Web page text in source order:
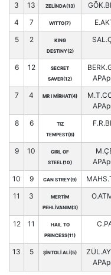
3 13 ZELİNDA(13)
4 7 WITTO(7)
5 2
KING
DESTINY(2)
6 12
SECRET
SAVER(12)
7 4 MR I MİRHAT(4)
8 6
TIZ
TEMPEST(6)
9 10
GIRL OF
STEEL(10)
10 9 CAN STREY(9)
11 3
MERTİM
PEHLİVANIM(3)
12 11
HAIL TO
PRINCESS(11)
13 5 ŞİNTOLİ ALİ(5)